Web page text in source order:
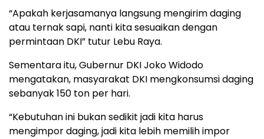
“Apakah kerjasamanya langsung mengirim daging
atau ternak sapi, nanti kita sesuaikan dengan
permintaan DKI” tutur Lebu Raya.
Sementara itu, Gubernur DKI Joko Widodo
mengatakan, masyarakat DKI mengkonsumsi daging
sebanyak 150 ton per hari.
“Kebutuhan ini bukan sedikit jadi kita harus
mengimpor daging, jadi kita lebih memilih impor